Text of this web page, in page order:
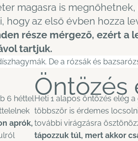
magasra is
az első évben hozza
része mérgező, ezért a
tartjuk.
De a rózsák és
6 héttel
aprók,
Öntözés
Heti 1 alapos öntözés elég
többször is érdemes
további virágzásra
tápozzuk túl, mert akkor